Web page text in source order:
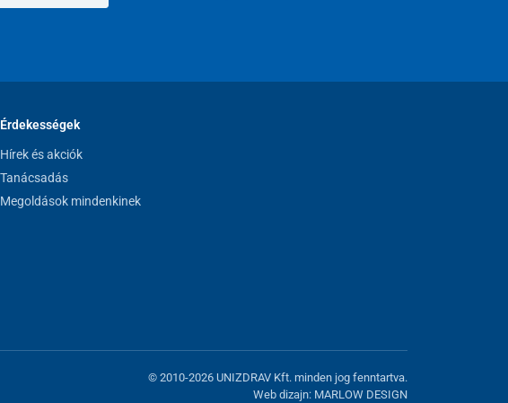
Érdekességek
Hírek és akciók
Tanácsadás
Megoldások mindenkinek
© 2010-2026 UNIZDRAV Kft. minden jog fenntartva.
Web dizajn: MARLOW DESIGN